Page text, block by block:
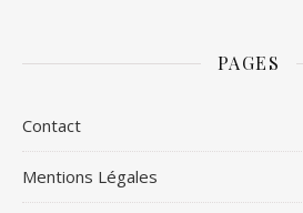
PAGES
Contact
Mentions Légales